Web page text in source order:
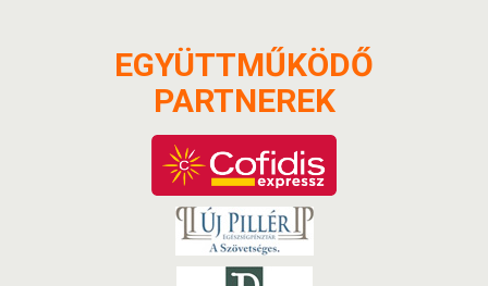
EGYÜTTMŰKÖDŐ
PARTNEREK